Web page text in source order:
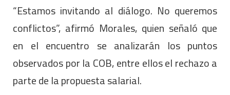
“Estamos invitando al diálogo. No queremos
conflictos”, afirmó Morales, quien señaló que
en el encuentro se analizarán los puntos
observados por la COB, entre ellos el rechazo a
parte de la propuesta salarial.